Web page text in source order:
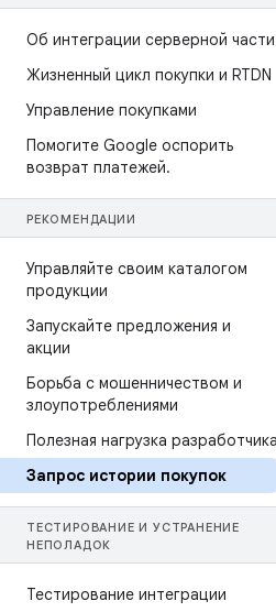
Об интеграции серверной части
Жизненный цикл покупки и RTDN
Управление покупками
Помогите Google оспорить
возврат платежей.
РЕКОМЕНДАЦИИ
Управляйте своим каталогом
продукции
Запускайте предложения и
акции
Борьба с мошенничеством и
злоупотреблениями
Полезная нагрузка разработчика
Запрос истории покупок
ТЕСТИРОВАНИЕ И УСТРАНЕНИЕ
НЕПОЛАДОК
Тестирование интеграции
Читайте
ПОДРОБНЕЕ ОБ ОС
ANDROID
Android